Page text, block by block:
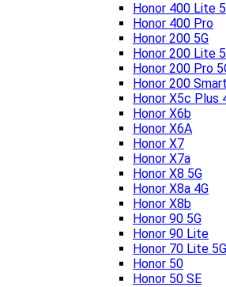
Honor 400 Lite
Honor 400 Pro
Honor 200 5G
Honor 200 Lite
Honor 200 Pro
Honor 200 Smart
Honor X5c Plus
Honor X6b
Honor X6A
Honor X7
Honor X7a
Honor X8 5G
Honor X8a 4G
Honor X8b
Honor 90 5G
Honor 90 Lite
Honor 70 Lite 5G
Honor 50
Honor 50 SE